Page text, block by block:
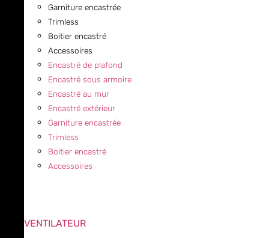
Garniture encastrée
Trimless
Boitier encastré
Accessoires
Encastré de plafond
Encastré sous armoire
Encastré au mur
Encastré extérieur
Garniture encastrée
Trimless
Boitier encastré
Accessoires
VENTILATEUR